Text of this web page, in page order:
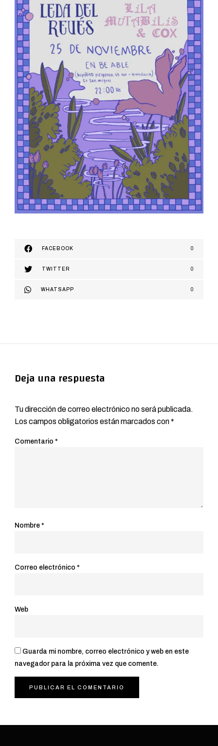
FACEBOOK 0
TWITTER 0
WHATSAPP 0
Deja una respuesta
Tu dirección de correo electrónico no será publicada.
Los campos obligatorios están marcados con*
Comentario *
Nombre *
Correo electrónico *
Web
Guarda mi nombre, correo electrónico y web en este
navegador para la próxima vez que comente.